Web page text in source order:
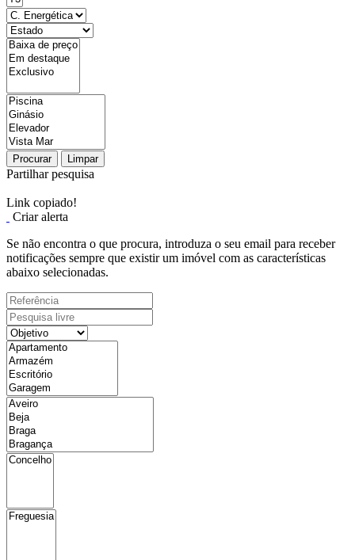
Procurar Limpar
Partilhar pesquisa
Link copiado!
Criar alerta
Se não encontra o que procura, introduza o seu email para receber
notificações sempre que existir um imóvel com as características
abaixo selecionadas.